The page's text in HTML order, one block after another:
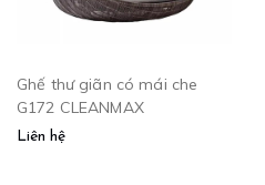
Ghế thư giãn có mái che
G172 CLEANMAX
Liên hệ